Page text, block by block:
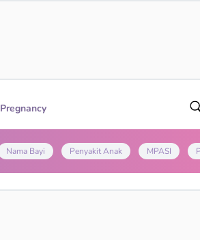
Pregnancy
Nama Bayi Penyakit Anak MPASI